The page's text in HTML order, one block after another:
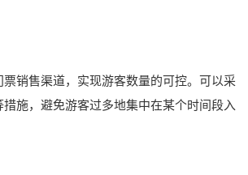
销售渠道，实现游客数量的可控。可以采
施，避免游客过多地集中在某个时间段入